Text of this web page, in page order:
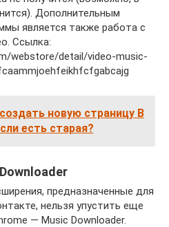
Дополнительным
является также работа с
Ссылка:
webstore/detail/video-music-
новую страницу В
есть старая?
предназначенные для
нельзя упустить еще
— Music Downloader.